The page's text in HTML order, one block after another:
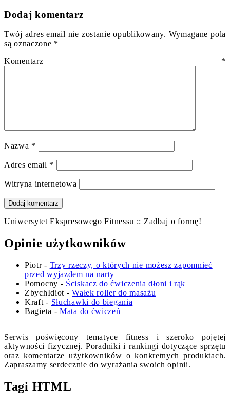
Dodaj komentarz
Twój adres email nie zostanie opublikowany. Wymagane pola
są oznaczone *
Komentarz *
Nazwa *
Adres email *
Witryna internetowa
Uniwersytet Ekspresowego Fitnessu :: Zadbaj o formę!
Opinie użytkowników
Piotr- Trzy rzeczy, o których nie możesz zapomnieć
przed wyjazdem na narty
Pomocny - Ściskacz do ćwiczenia dłoni i rąk
ZbychIdiot -Wałek roller do masażu
Kraft - Słuchawki do biegania
Bagieta -Mata do ćwiczeń
Serwis poświęcony tematyce fitness i szeroko pojętej
aktywności fizycznej. Poradniki i rankingi dotyczące sprzętu
oraz komentarze użytkowników o konkretnych produktach.
Zapraszamy serdecznie do wyrażania swoich opinii.
Tagi HTML